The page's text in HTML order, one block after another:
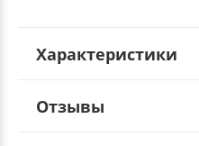
Характеристики
Отзывы